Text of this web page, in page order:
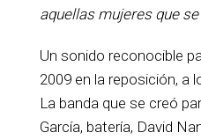
aquellas mujeres que
Un sonido reconocible
2009 en la reposición, a
La banda que se creó
García, batería, David